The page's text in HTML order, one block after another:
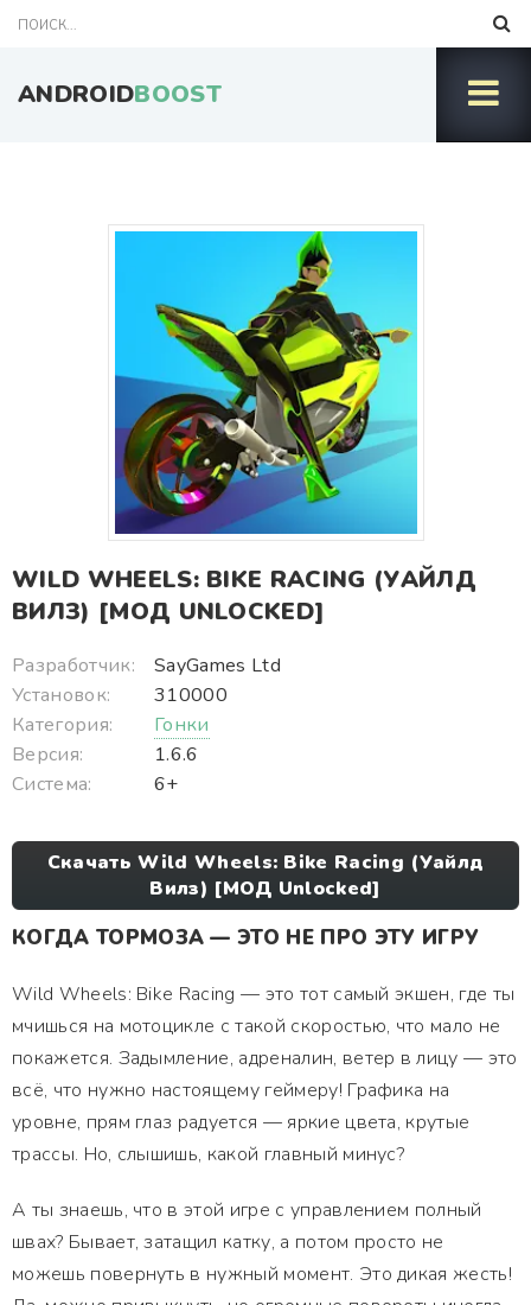
ANDROIDBOOST
WILD WHEELS: BIKE RACING (УАЙЛД
ВИЛЗ) [МОД UNLOCKED]
Разработчик:
SayGames Ltd
Установок:
310000
Категория:
Гонки
Версия:
1.6.6
Система:
6+
Скачать Wild Wheels: Bike Racing (Уайлд
Вилз) [МОД Unlocked]
КОГДА ТОРМОЗА — ЭТО НЕ ПРО ЭТУ ИГРУ
Wild Wheels: Bike Racing — это тот самый экшен, где ты
мчишься на мотоцикле с такой скоростью, что мало не
покажется. Задымление, адреналин, ветер в лицу — это
всё, что нужно настоящему геймеру! Графика на
уровне, прям глаз радуется — яркие цвета, крутые
трассы. Но, слышишь, какой главный минус?
А ты знаешь, что в этой игре с управлением полный
швах? Бывает, затащил катку, а потом просто не
можешь повернуть в нужный момент. Это дикая жесть!